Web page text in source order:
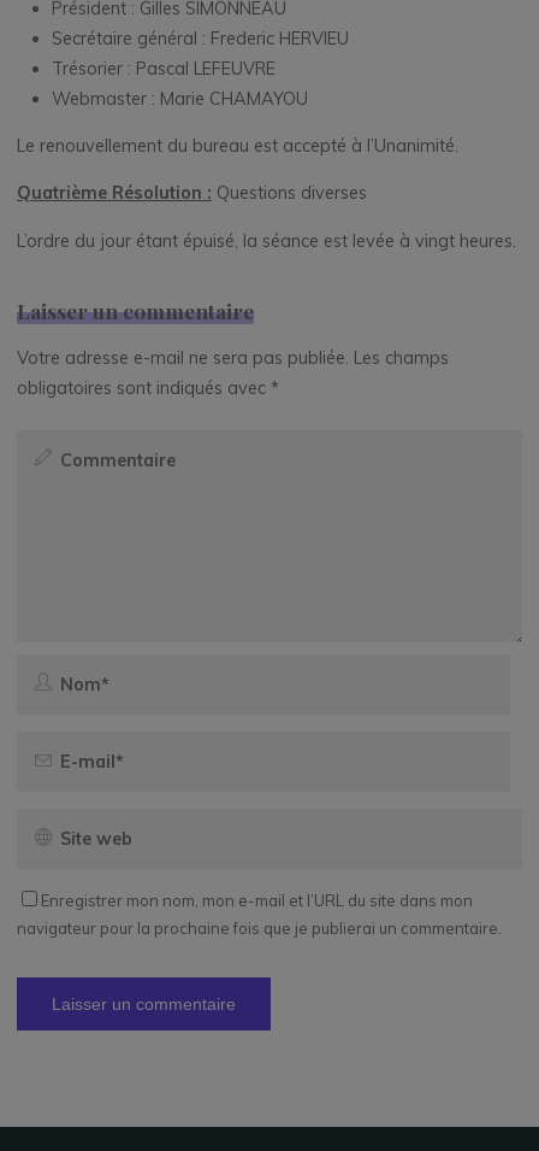
Président : Gilles SIMONNEAU
Secrétaire général : Frederic HERVIEU
Trésorier : Pascal LEFEUVRE
Webmaster : Marie CHAMAYOU
Le renouvellement du bureau est accepté à l’Unanimité.
Quatrième Résolution : Questions diverses
L’ordre du jour étant épuisé, la séance est levée à vingt heures.
Laisser un commentaire
Votre adresse e-mail ne sera pas publiée. Les champs
obligatoires sont indiqués avec *
Enregistrer mon nom, mon e-mail et l’URL du site dans mon
navigateur pour la prochaine fois que je publierai un commentaire.